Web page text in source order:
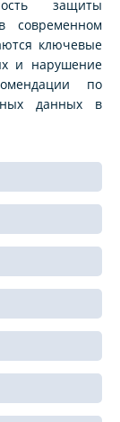
защиты
современном
ключевые
и нарушение
по
данных в